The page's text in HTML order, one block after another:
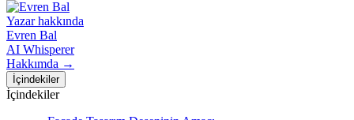
Yazar hakkında
Evren Bal
AI Whisperer
Hakkımda →
İçindekiler
İçindekiler